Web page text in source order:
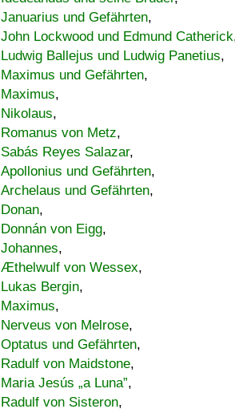
Januarius und Gefährten,
John Lockwood und Edmund Catherick
Ludwig Ballejus und Ludwig Panetius,
Maximus und Gefährten,
Maximus,
Nikolaus,
Romanus von Metz,
Sabás Reyes Salazar,
Apollonius und Gefährten,
Archelaus und Gefährten,
Donan,
Donnán von Eigg,
Johannes,
Æthelwulf von Wessex,
Lukas Bergin,
Maximus,
Nerveus von Melrose,
Optatus und Gefährten,
Radulf von Maidstone,
Maria Jesús „a Luna”,
Radulf von Sisteron,